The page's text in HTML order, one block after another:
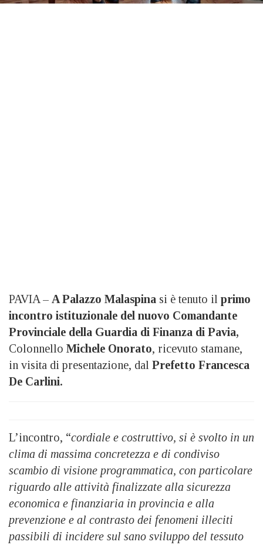
PAVIA – A Palazzo Malaspina si è tenuto il primo
incontro istituzionale del nuovo Comandante
Provinciale della Guardia di Finanza di Pavia,
Colonnello Michele Onorato, ricevuto stamane,
in visita di presentazione, dal Prefetto Francesca
De Carlini.
L’incontro, “cordiale e costruttivo, si è svolto in un
clima di massima concretezza e di condiviso
scambio di visione programmatica, con particolare
riguardo alle attività finalizzate alla sicurezza
economica e finanziaria in provincia e alla
prevenzione e al contrasto dei fenomeni illeciti
passibili di incidere sul sano sviluppo del tessuto